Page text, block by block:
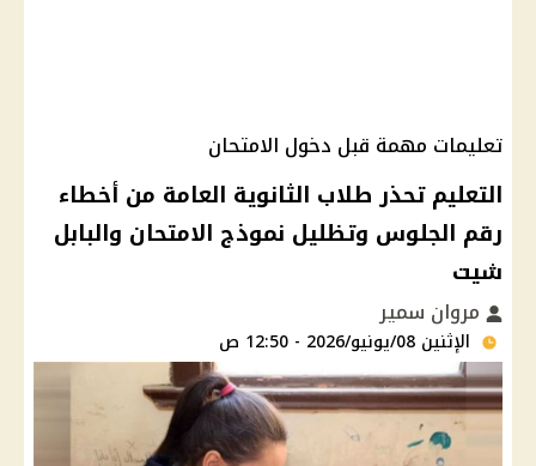
تعليمات مهمة قبل دخول الامتحان
التعليم تحذر طلاب الثانوية العامة من أخطاء
رقم الجلوس وتظليل نموذج الامتحان والبابل
شيت
مروان سمير
الإثنين 08/يونيو/2026 - 12:50 ص